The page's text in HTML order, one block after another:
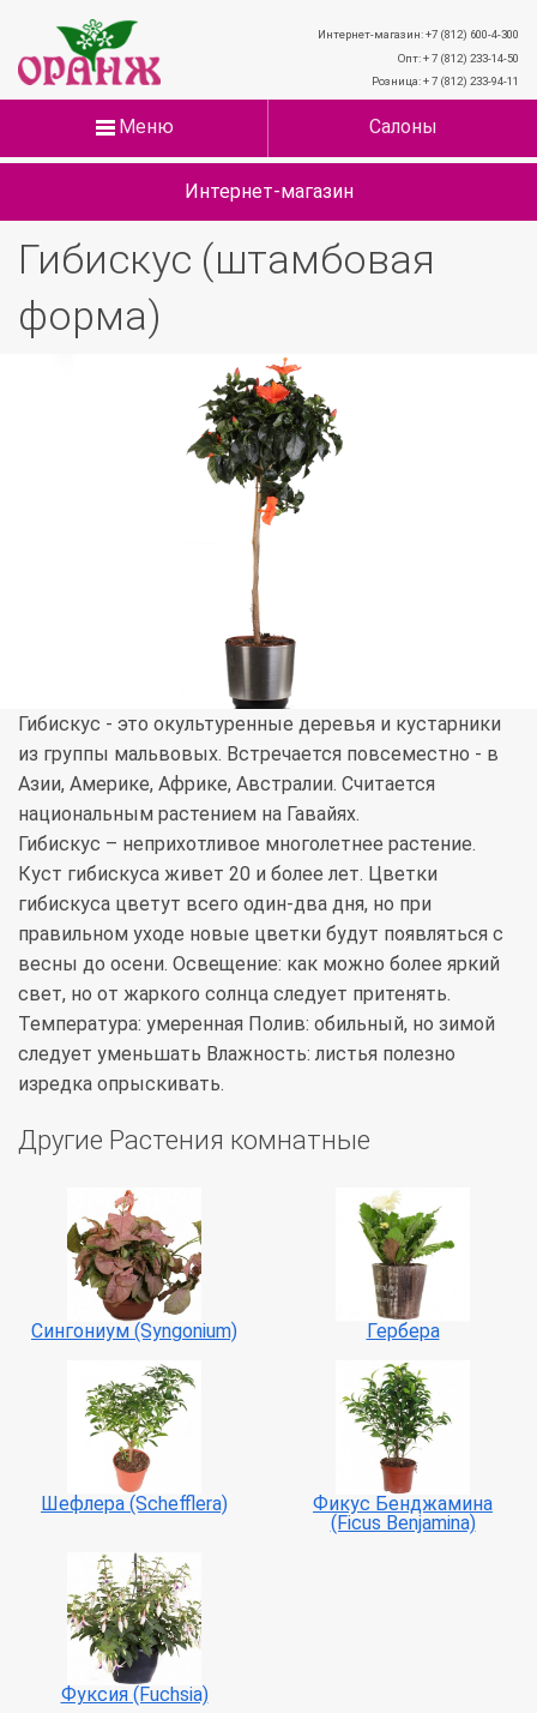
Интернет-магазин: +7 (812) 600-4-300
Опт: + 7 (812) 233-14-50
Розница: + 7 (812) 233-94-11
Меню Салоны
Интернет-магазин
Гибискус (штамбовая
форма)
Гибискус - это окультуренные деревья и кустарники
из группы мальвовых. Встречается повсеместно - в
Азии, Америке, Африке, Австралии. Считается
национальным растением на Гавайях.
Гибискус – неприхотливое многолетнее растение.
Куст гибискуса живет 20 и более лет. Цветки
гибискуса цветут всего один-два дня, но при
правильном уходе новые цветки будут появляться с
весны до осени. Освещение: как можно более яркий
свет, но от жаркого солнца следует притенять.
Температура: умеренная Полив: обильный, но зимой
следует уменьшать Влажность: листья полезно
изредка опрыскивать.
Другие Растения комнатные
Сингониум (Syngonium) Гербера
Шефлера (Schefflera)
Фикус Бенджамина
(Ficus Benjamina)
Фуксия (Fuchsia)